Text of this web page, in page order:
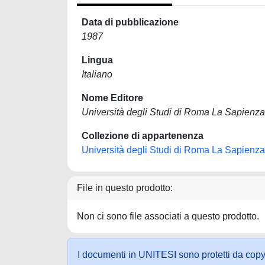
Data di pubblicazione
1987
Lingua
Italiano
Nome Editore
Università degli Studi di Roma La Sapienza
Collezione di appartenenza
Università degli Studi di Roma La Sapienza
File in questo prodotto:
Non ci sono file associati a questo prodotto.
I documenti in UNITESI sono protetti da